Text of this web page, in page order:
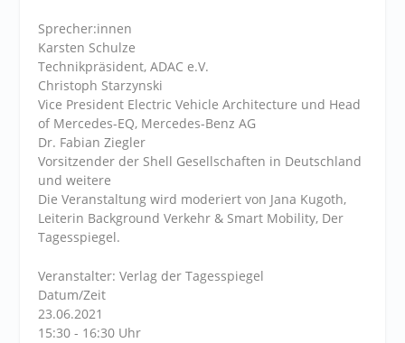
Sprecher:innen
Karsten Schulze
Technikpräsident, ADAC e.V.
Christoph Starzynski
Vice President Electric Vehicle Architecture und Head
of Mercedes-EQ, Mercedes-Benz AG
Dr. Fabian Ziegler
Vorsitzender der Shell Gesellschaften in Deutschland
und weitere
Die Veranstaltung wird moderiert von Jana Kugoth,
Leiterin Background Verkehr & Smart Mobility, Der
Tagesspiegel.
Veranstalter: Verlag der Tagesspiegel
Datum/Zeit
23.06.2021
15:30 - 16:30 Uhr